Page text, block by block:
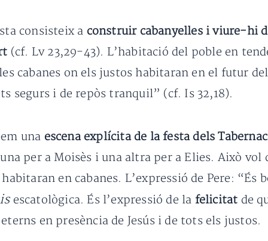
consisteix a construir cabanyelles i viure-hi
(cf. Lv 23,29-43). L’habitació del poble en
cabanes on els justos habitaran en el futur
segurs i de repòs tranquil” (cf. Is 32,18).
una escena explícita de la festa dels
per a Moisès i una altra per a Elies. Això
en cabanes. L’expressió de Pere: “És
escatològica. És l’expressió de la felicitat de
en presència de Jesús i de tots els justos.